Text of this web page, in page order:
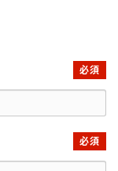
必須
必須